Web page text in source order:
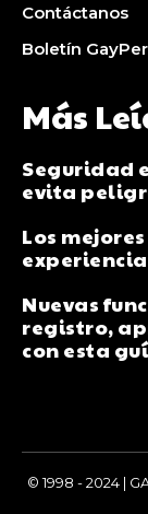
Contáctanos
Boletín
Más
Seguridad
evita
Los
Nuevas
registro,
con esta
© 1998 - 2024 |